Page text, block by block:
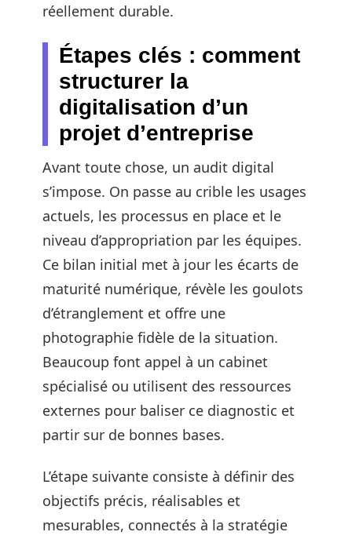
réellement durable.
Étapes clés : comment
structurer la
digitalisation d’un
projet d’entreprise
Avant toute chose, un audit digital
s’impose. On passe au crible les usages
actuels, les processus en place et le
niveau d’appropriation par les équipes.
Ce bilan initial met à jour les écarts de
maturité numérique, révèle les goulots
d’étranglement et offre une
photographie fidèle de la situation.
Beaucoup font appel à un cabinet
spécialisé ou utilisent des ressources
externes pour baliser ce diagnostic et
partir sur de bonnes bases.
L’étape suivante consiste à définir des
objectifs précis, réalisables et
mesurables, connectés à la stratégie